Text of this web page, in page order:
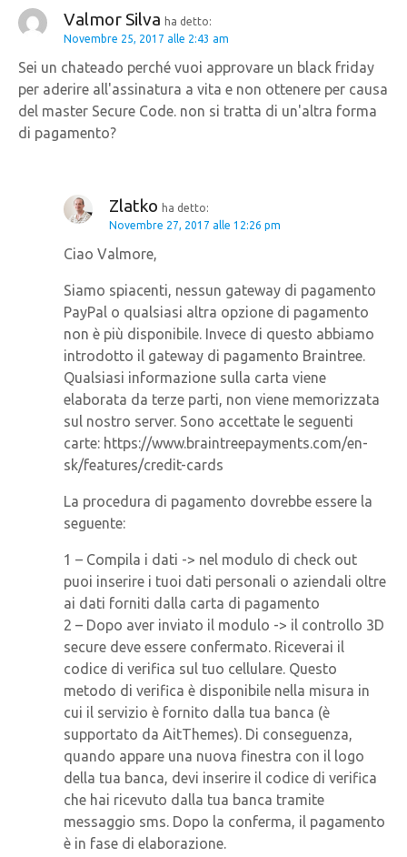
i
o
n
e
Valmor Silva ha detto:
Novembre 25, 2017 alle 2:43 am
Sei un chateado perché vuoi approvare un black friday
per aderire all'assinatura a vita e non ottenere per causa
del master Secure Code. non si tratta di un'altra forma
di pagamento?
Zlatko ha detto:
Novembre 27, 2017 alle 12:26 pm
Ciao Valmore,
Siamo spiacenti, nessun gateway di pagamento
PayPal o qualsiasi altra opzione di pagamento
non è più disponibile. Invece di questo abbiamo
introdotto il gateway di pagamento Braintree.
Qualsiasi informazione sulla carta viene
elaborata da terze parti, non viene memorizzata
sul nostro server. Sono accettate le seguenti
carte: https://www.braintreepayments.com/en-
sk/features/credit-cards
La procedura di pagamento dovrebbe essere la
seguente:
1 – Compila i dati -> nel modulo di check out
puoi inserire i tuoi dati personali o aziendali oltre
ai dati forniti dalla carta di pagamento
2 – Dopo aver inviato il modulo -> il controllo 3D
secure deve essere confermato. Riceverai il
codice di verifica sul tuo cellulare. Questo
metodo di verifica è disponibile nella misura in
cui il servizio è fornito dalla tua banca (è
supportato da AitThemes). Di conseguenza,
quando appare una nuova finestra con il logo
della tua banca, devi inserire il codice di verifica
che hai ricevuto dalla tua banca tramite
messaggio sms. Dopo la conferma, il pagamento
è in fase di elaborazione.